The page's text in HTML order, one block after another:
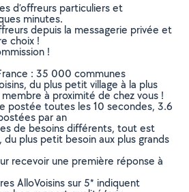
d’offreurs particuliers et
minutes.
depuis la messagerie privée et
choix !
!
: 35 000 communes
du plus petit village à la plus
à proximité de chez vous !
postée toutes les 10 secondes, 3.6
par an
de besoins différents, tout est
du plus petit besoin aux plus grands
recevoir une première réponse à
AlloVoisins sur 5* indiquent